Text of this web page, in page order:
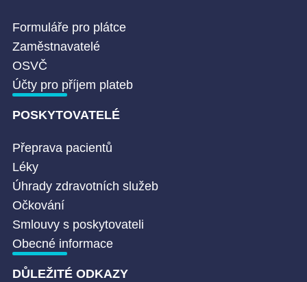
Formuláře pro plátce
Zaměstnavatelé
OSVČ
Účty pro příjem plateb
POSKYTOVATELÉ
Přeprava pacientů
Léky
Úhrady zdravotních služeb
Očkování
Smlouvy s poskytovateli
Obecné informace
DŮLEŽITÉ ODKAZY